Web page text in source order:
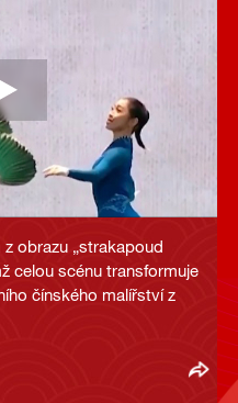
obrazu „strakapoud
celou scénu transformuje
čínského malířství z